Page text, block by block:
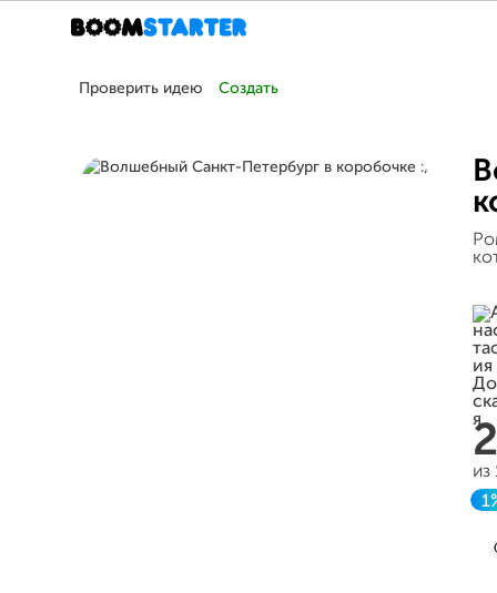
Проверить идею Создать
из